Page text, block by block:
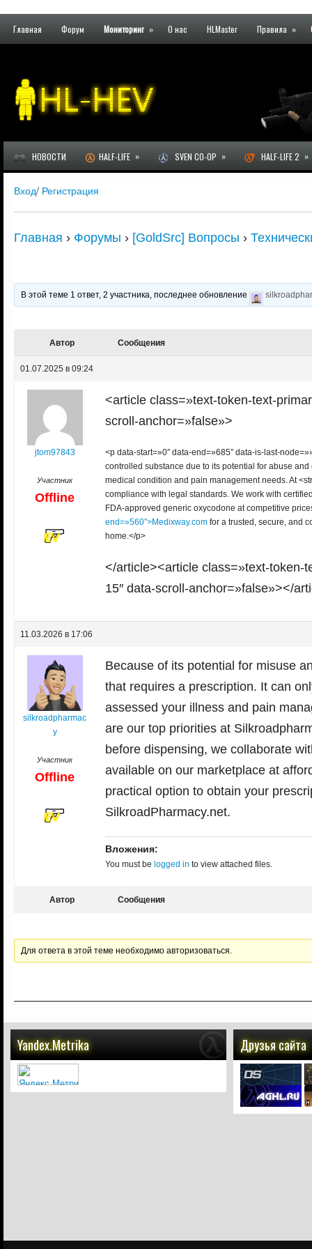
Главная Форум Мониторинг » О нас HLMaster Правила »
НОВОСТИ HALF-LIFE » SVEN CO-OP » HALF-LIFE 2 »
Вход/ Регистрация
Главная › Форумы › [GoldSrc] Вопросы ›
В этой теме 1 ответ, 2 участника, последнее обновление
Автор Сообщения
01.07.2025 в 09:24
jtom97843
Участник
Offline
<article class=»text-token-text-
scroll-anchor=»false»>
<p data-start=»0″ data-end=»685″ data-is-last-
controlled substance due to its potential for abuse
medical condition and pain management needs. At
compliance with legal standards. We work with
FDA-approved generic oxycodone at competitive
end=»560″>Medixway.com for a trusted, secure, and
home.</p>
</article><article class=»text-token-
15″ data-scroll-anchor=»false»></
11.03.2026 в 17:06
silkroadpharmac
y
Участник
Offline
Because of its potential for misuse
that requires a prescription. It can
assessed your illness and pain
are our top priorities at
before dispensing, we collaborate
available on our marketplace at
practical option to obtain your
SilkroadPharmacy.net.
Вложения:
You must be logged in to view attached files.
Автор Сообщения
Для ответа в этой теме необходимо авторизоваться.
Yandex.Metrika Друзья сайта